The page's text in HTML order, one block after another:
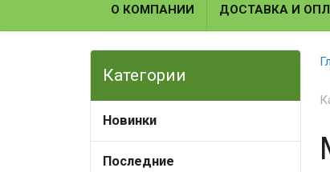
О КОМПАНИИ ДОСТАВКА И
Категории
Новинки
Последние